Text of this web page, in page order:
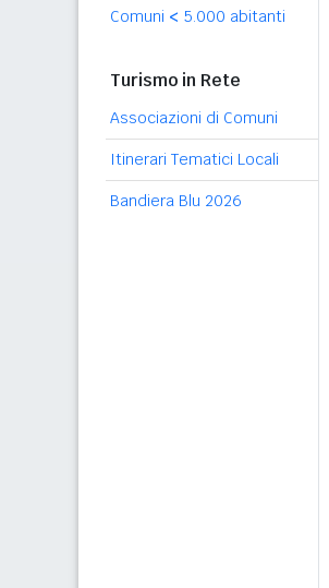
Comuni < 5.000 abitanti
Turismo in Rete
Associazioni di Comuni
Itinerari Tematici Locali
Bandiera Blu 2026